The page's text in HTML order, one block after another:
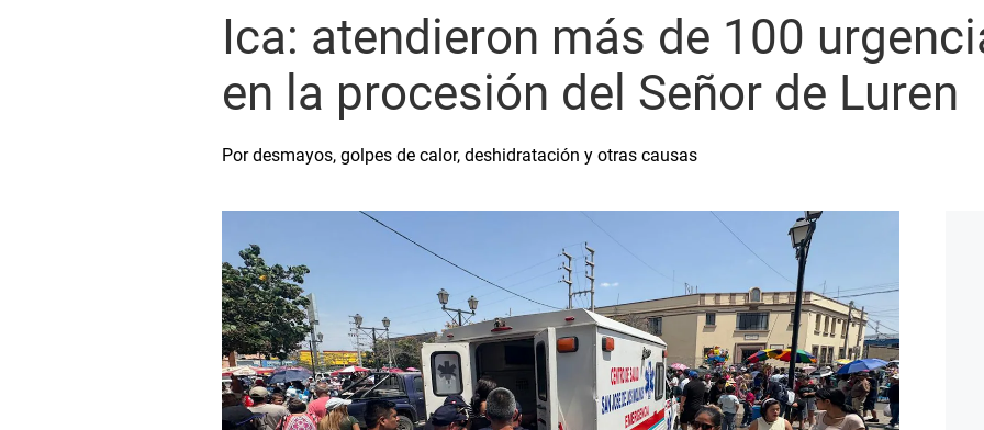
Ica: atendieron más de 100
en la procesión del Señor de Luren
Por desmayos, golpes de calor, deshidratación y otras causas